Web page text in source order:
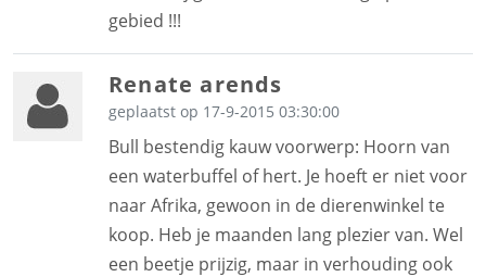
gebied !!!
Renate arends
geplaatst op 17-9-2015 03:30:00
Bull bestendig kauw voorwerp: Hoorn van
een waterbuffel of hert. Je hoeft er niet voor
naar Afrika, gewoon in de dierenwinkel te
koop. Heb je maanden lang plezier van. Wel
een beetje prijzig, maar in verhouding ook